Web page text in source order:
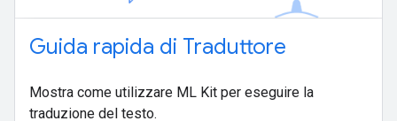
Guida rapida di Traduttore
Mostra come utilizzare ML Kit per eseguire la
traduzione del testo.